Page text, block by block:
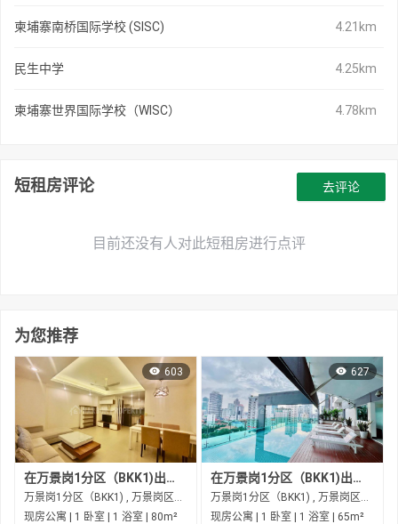
柬埔寨南桥国际学校 (SISC) 4.21km
民生中学 4.25km
柬埔寨世界国际学校（WISC） 4.78km
短租房评论
目前还没有人对此短租房进行点评
去评论
为您推荐
603
在万景岗1分区（BKK1)出租的现房公寓
万景岗1分区（BKK1) , 万景岗区（BKK) , 金边市
现房公寓 | 1 卧室 | 1 浴室 | 80m²
627
在万景岗1分区（BKK1)出租的现房公寓
万景岗1分区（BKK1) , 万景岗区（BKK) , 金边市
现房公寓 | 1 卧室 | 1 浴室 | 65m²